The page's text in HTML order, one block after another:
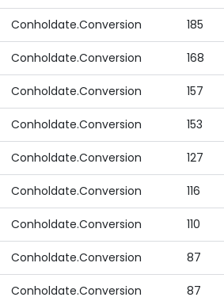
Conholdate.Conversion 185
Conholdate.Conversion 168
Conholdate.Conversion 157
Conholdate.Conversion 153
Conholdate.Conversion 127
Conholdate.Conversion 116
Conholdate.Conversion 110
Conholdate.Conversion 87
Conholdate.Conversion 87